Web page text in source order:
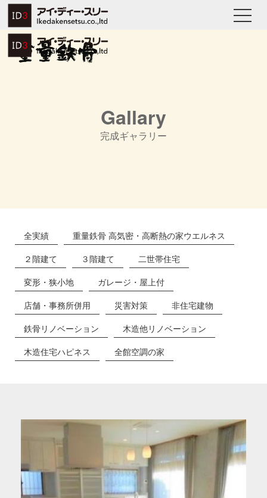
Gallary
完成ギャラリー
全実績
重量鉄骨 高気密・高断熱の家ウエルネス
２階建て
３階建て
二世帯住宅
変形・狭小地
ガレージ・屋上付
店舗・事務所併用
災害対策
非住宅建物
鉄骨リノベーション
木造他リノベーション
木造住宅ハピネス
全館空調の家